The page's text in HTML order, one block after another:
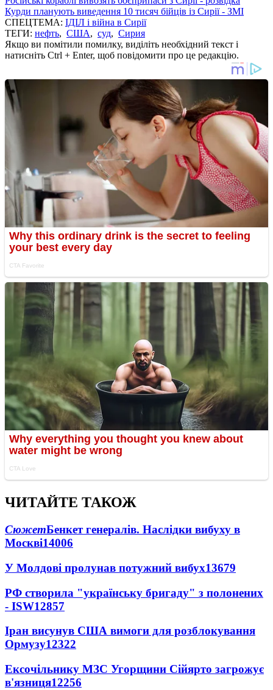
Курди планують виведення 10 тисяч бійців із Сирії - ЗМІ
СПЕЦТЕМА: ІДІЛ і війна в Сирії
ТЕГИ: нефть, США, суд, Сирия
Якщо ви помітили помилку, виділіть необхідний текст і
натисніть Ctrl + Enter, щоб повідомити про це редакцію.
ЧИТАЙТЕ ТАКОЖ
СюжетБенкет генералів. Наслідки вибуху в
Москві14006
У Молдові пролунав потужний вибух13679
РФ створила "українську бригаду" з полонених
- ISW12857
Іран висунув США вимоги для розблокування
Ормузу12322
Ексочільнику МЗС Угорщини Сійярто загрожує
в'язниця12256